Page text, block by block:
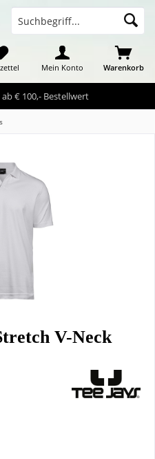
€ 100,- Bestellwert
Warenkorb
Mein Konto
V-Neck